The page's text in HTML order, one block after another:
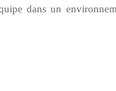
dans un